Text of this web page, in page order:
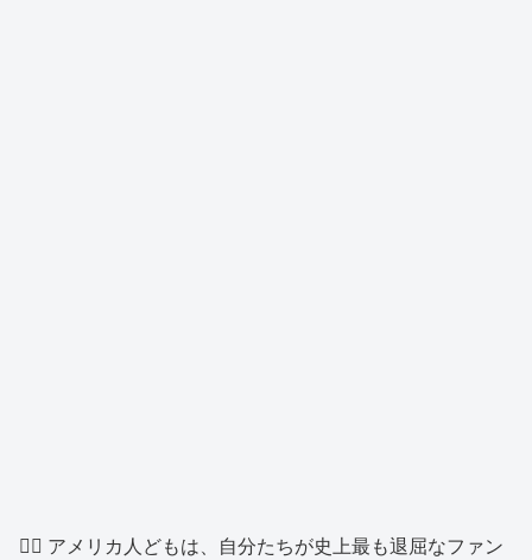
👱‍♂️ アメリカ人どもは、自分たちが史上最も退屈なファン